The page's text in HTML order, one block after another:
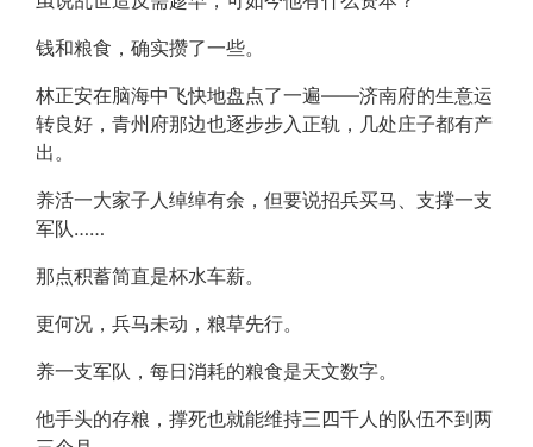
钱和粮食，确实攒了一些。
林正安在脑海中飞快地盘点了一遍——济南府的生意运
转良好，青州府那边也逐步步入正轨，几处庄子都有产
出。
养活一大家子人绰绰有余，但要说招兵买马、支撑一支
军队……
那点积蓄简直是杯水车薪。
更何况，兵马未动，粮草先行。
养一支军队，每日消耗的粮食是天文数字。
他手头的存粮，撑死也就能维持三四千人的队伍不到两